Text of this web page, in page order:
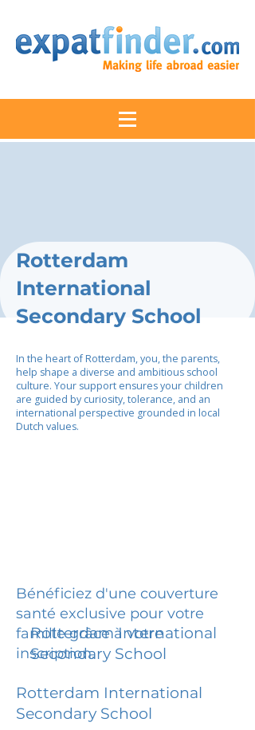
Rotterdam
International
Secondary School
In the heart of Rotterdam, you, the parents,
help shape a diverse and ambitious school
culture. Your support ensures your children
are guided by curiosity, tolerance, and an
international perspective grounded in local
Dutch values.
Bénéficiez d'une couverture
santé exclusive pour votre
famille grâce à votre
inscription.
Rotterdam International
Secondary School
Rotterdam International
Secondary School